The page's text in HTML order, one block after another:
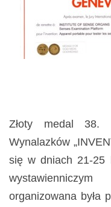
Złoty medal 38.
Wynalazków
się w dniach 21-25
organizowana była